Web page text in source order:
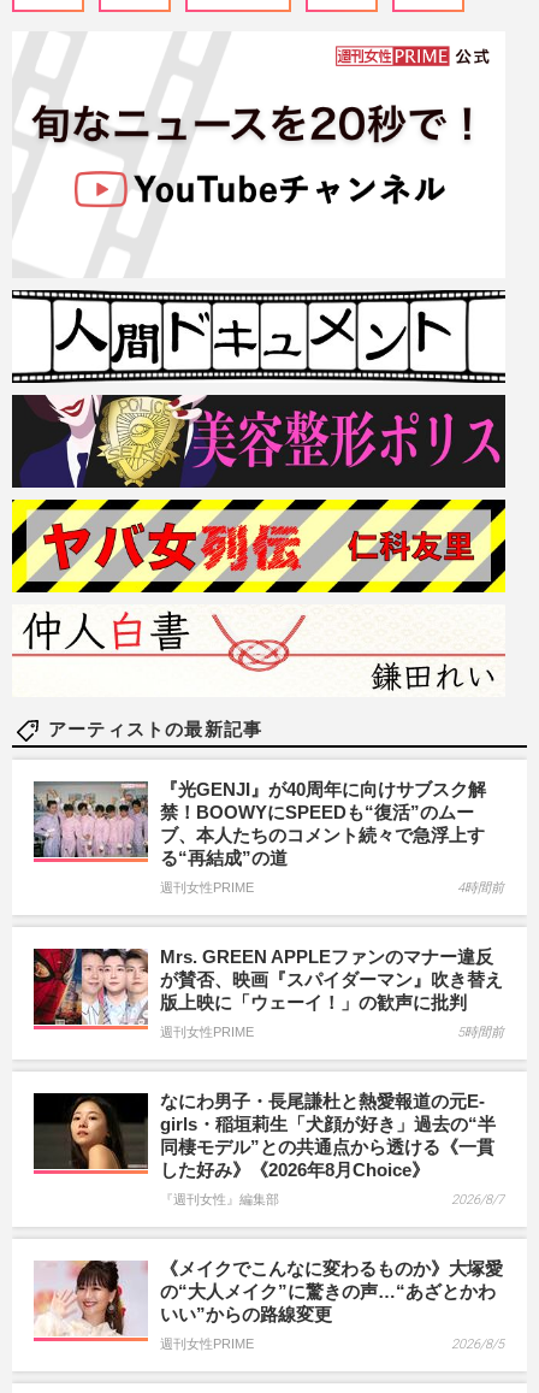
アーティストの最新記事
『光GENJI』が40周年に向けサブスク解
禁！BOOWYにSPEEDも“復活”のムー
ブ、本人たちのコメント続々で急浮上す
る“再結成”の道
週刊女性PRIME 4時間前
Mrs. GREEN APPLEファンのマナー違反
が賛否、映画『スパイダーマン』吹き替え
版上映に「ウェーイ！」の歓声に批判
週刊女性PRIME 5時間前
なにわ男子・長尾謙杜と熱愛報道の元E-
girls・稲垣莉生「犬顔が好き」過去の“半
同棲モデル”との共通点から透ける《一貫
した好み》《2026年8月Choice》
『週刊女性』編集部 2026/8/7
《メイクでこんなに変わるものか》大塚愛
の“大人メイク”に驚きの声…“あざとかわ
いい”からの路線変更
週刊女性PRIME 2026/8/5